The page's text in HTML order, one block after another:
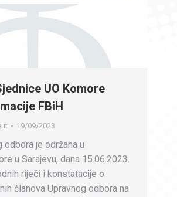
UO Komore
FBiH
19/09/2023
odbora je održana u
u Sarajevu, dana 15.06.2023.
riječi i konstatacije o
članova Upravnog odbora na